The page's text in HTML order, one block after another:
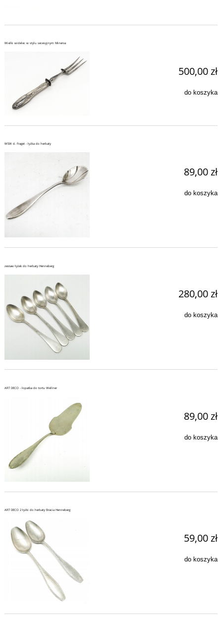
Wielki widelec w stylu secesyjnym Minerva
500,00 zł
do koszyka
WSW d. Fraget - łyżka do herbaty
89,00 zł
do koszyka
zestaw łyżek do herbaty Henneberg
280,00 zł
do koszyka
ART DECO - łopatka do tortu Wellner
89,00 zł
do koszyka
ART DECO 2 łyżki do herbaty Bracia Henneberg
59,00 zł
do koszyka